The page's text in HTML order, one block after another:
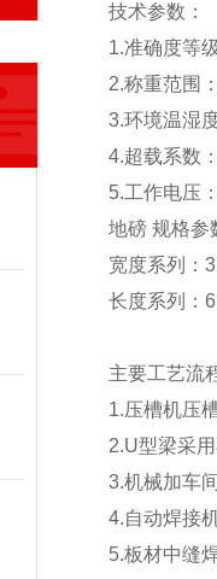
技术参数：
1.准确度等
2.称重范围
3.环境温湿
4.超载系数
5.工作电压
地磅 规格参
宽度系列：
长度系列：
主要工艺流
1.压槽机压
2.U型梁采
3.机械加车
4.自动焊接
5.板材中缝